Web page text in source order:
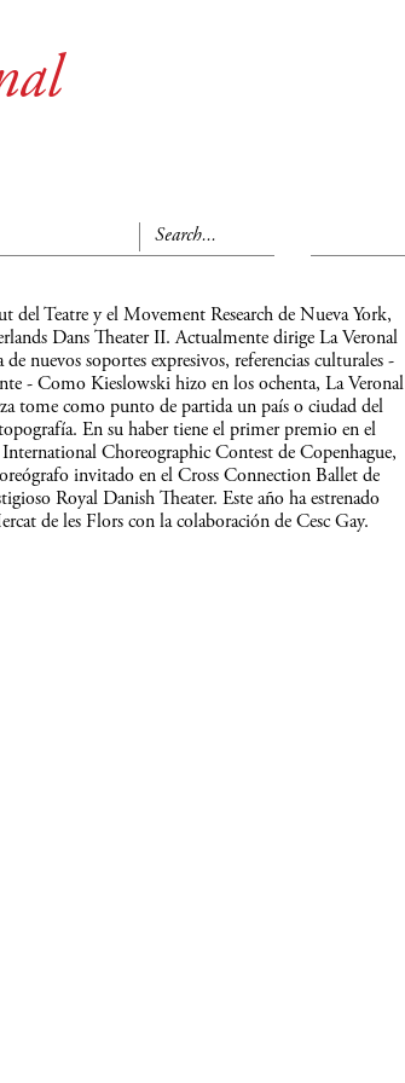
Teatre y el Movement Research de Nueva York,
Dans Theater II. Actualmente dirige La Veronal
nuevos soportes expresivos, referencias culturales -
- Como Kieslowski hizo en los ochenta, La Veronal
tome como punto de partida un país o ciudad del
En su haber tiene el primer premio en el
Choreographic Contest de Copenhague,
invitado en el Cross Connection Ballet de
Royal Danish Theater. Este año ha estrenado
de les Flors con la colaboración de Cesc Gay.